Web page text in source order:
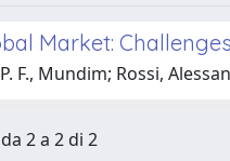
Market:
F., Mundim; Rossi,
2 a 2 di 2